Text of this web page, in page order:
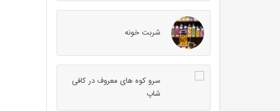
شربت خونه
سرو کوه های معروف در کافی
شاپ